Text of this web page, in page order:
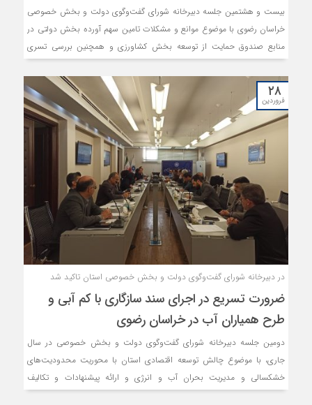
بیست و هشتمین جلسه دبیرخانه شورای گفت‌وگوی دولت و بخش خصوصی
خراسان رضوی با موضوع موانع و مشکلات تامین سهم آورده بخش دولتی در
منابع صندوق حمایت از توسعه بخش کشاورزی و همچنین بررسی تسری
تعرفه های انرژی بخش کشاورزی به کشتارگاه‌های دام و طیور برگزار شد.
۲۸
فروردین
در دبیرخانه شورای گفت‌وگوی دولت و بخش خصوصی استان تاکید شد
ضرورت تسریع در اجرای سند سازگاری با کم آبی و
طرح همیاران آب در خراسان رضوی
دومین جلسه دبیرخانه شورای گفت‌وگوی دولت و بخش خصوصی در سال
جاری، با موضوع چالش توسعه اقتصادی استان با محوریت محدودیت‌های
خشکسالی و مدیریت بحران آب و انرژی و ارائه پیشنهادات و تکالیف